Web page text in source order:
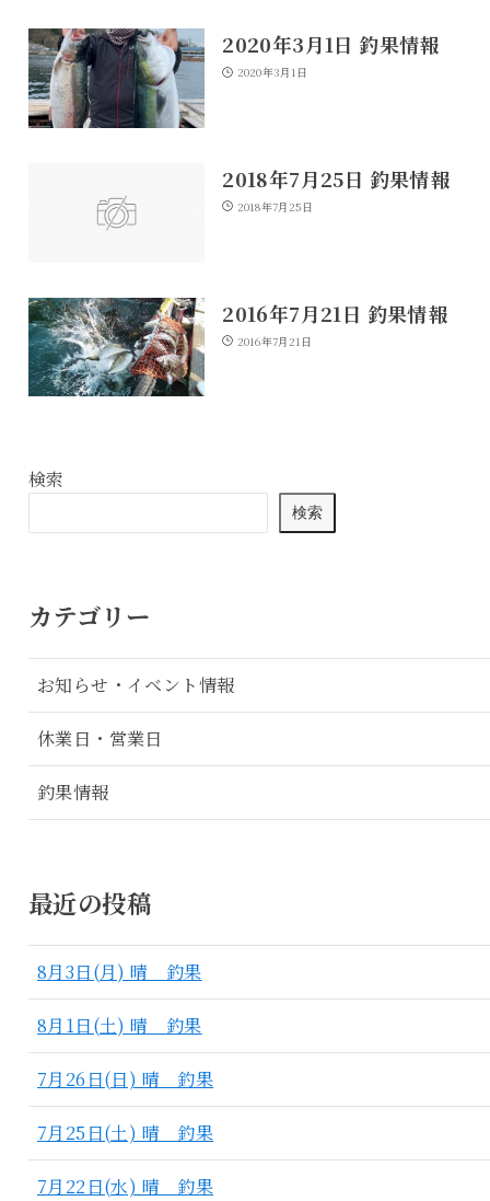
2020年3月1日 釣果情報
2020年3月1日
2018年7月25日 釣果情報
2018年7月25日
2016年7月21日 釣果情報
2016年7月21日
検索
検索
カテゴリー
お知らせ・イベント情報
休業日・営業日
釣果情報
最近の投稿
8月3日(月) 晴 釣果
8月1日(土) 晴 釣果
7月26日(日) 晴 釣果
7月25日(土) 晴 釣果
7月22日(水) 晴 釣果